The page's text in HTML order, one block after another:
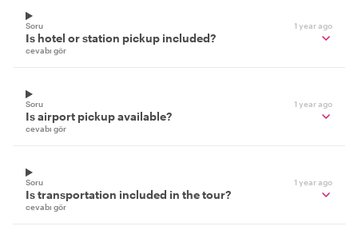
Soru 1 year ago
Is hotel or station pickup included?
cevabı gör
Soru 1 year ago
Is airport pickup available?
cevabı gör
Soru 1 year ago
Is transportation included in the tour?
cevabı gör